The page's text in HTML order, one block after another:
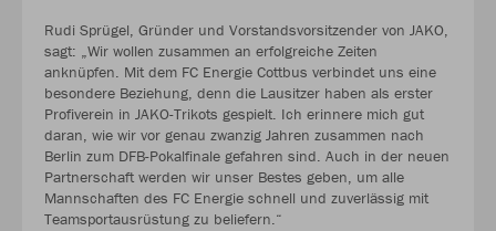
Rudi Sprügel, Gründer und Vorstandsvorsitzender von JAKO,
sagt: „Wir wollen zusammen an erfolgreiche Zeiten
anknüpfen. Mit dem FC Energie Cottbus verbindet uns eine
besondere Beziehung, denn die Lausitzer haben als erster
Profiverein in JAKO-Trikots gespielt. Ich erinnere mich gut
daran, wie wir vor genau zwanzig Jahren zusammen nach
Berlin zum DFB-Pokalfinale gefahren sind. Auch in der neuen
Partnerschaft werden wir unser Bestes geben, um alle
Mannschaften des FC Energie schnell und zuverlässig mit
Teamsportausrüstung zu beliefern.“